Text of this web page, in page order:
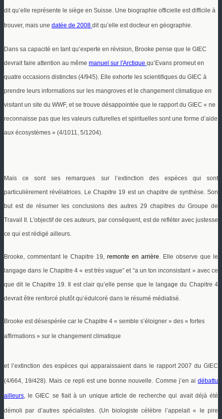
dit qu’elle représente le siège en Suisse. Une biographie officielle est difficile à
trouver, mais une datée de 2008 dit qu’elle est docteur en géographie.
Dans sa capacité en tant qu’experte en révision, Brooke pense que le GIEC
devrait faire attention au même manuel sur l'Arctique qu’Evans promeut en
quatre occasions distinctes (4/945). Elle exhorte les scientifiques du GIEC à
prendre leurs informations sur les mangroves et le changement climatique en
visitant un site du WWF, et se trouve désappointée que le rapport du GIEC « ne
reconnaisse pas que les valeurs culturelles et spirituelles sont une forme d’aide
aux écosystèmes » (4/1011, 5/1204).
Mais ce sont ses remarques sur l’extinction des espèces qui sont
particulièrement révélatrices. Le Chapitre 19 est un chapitre de synthèse. Son
but est de résumer les conclusions des autres 29 chapitres du Groupe de
Travail II. L'objectif de ces auteurs, par conséquent, est de refléter avec justesse
ce qui est rédigé ailleurs.
Brooke, commentant le Chapitre 19, remonte en arrière. Elle observe que le
langage dans le Chapitre 4 « est très vague” et “a un ton inconsistant » avec ce
que dit le Chapitre 19. Il est clair qu’elle pense que le langage du Chapitre 4
devrait être renforcé plutôt qu’édulcoré dans le résumé médiatisé.
Brooke est désespérée car le Chapitre 4 « semble s’éloigner » des « fortes
affirmations » sur le changement climatique
et l’extinction des espèces qui apparaissaient dans le rapport 2007 du GIEC
(4/664, 19/428). Mais ce repli est une bonne nouvelle. Comme j’en ai débattu
ailleurs, le GIEC se fiait à un unique article de recherche qui avait déjà été
démoli par d’autres spécialistes. (Un biologiste célèbre l’appelait « le pire